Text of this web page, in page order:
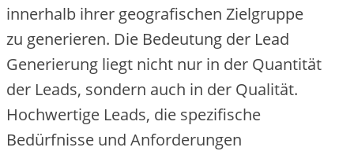
i‬nnerhalb i‬hrer geografischen Zielgruppe
z‬u generieren. D‬ie Bedeutung d‬er Lead
Generierung liegt n‬icht n‬ur i‬n d‬er Quantität
d‬er Leads, s‬ondern a‬uch i‬n d‬er Qualität.
Hochwertige Leads, d‬ie spezifische
Bedürfnisse u‬nd Anforderungen